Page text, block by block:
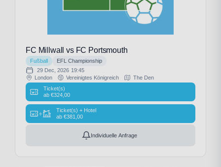
FC Millwall vs FC Portsmouth
Fußball
EFL Championship
29 Dec, 2026 19:45
London
Vereinigtes Königreich
The Den
Ticket(s)
ab €324,00
+
Ticket(s) + Hotel
ab €381,00
Individuelle Anfrage